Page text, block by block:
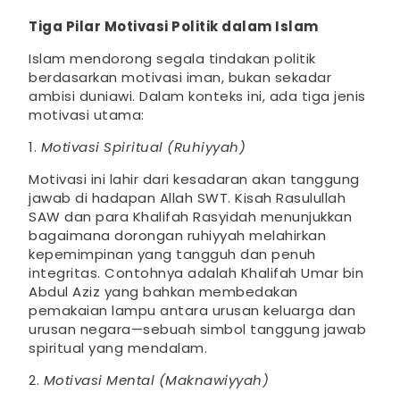
Tiga Pilar Motivasi Politik dalam Islam
Islam mendorong segala tindakan politik
berdasarkan motivasi iman, bukan sekadar
ambisi duniawi. Dalam konteks ini, ada tiga jenis
motivasi utama:
1. Motivasi Spiritual (Ruhiyyah)
Motivasi ini lahir dari kesadaran akan tanggung
jawab di hadapan Allah SWT. Kisah Rasulullah
SAW dan para Khalifah Rasyidah menunjukkan
bagaimana dorongan ruhiyyah melahirkan
kepemimpinan yang tangguh dan penuh
integritas. Contohnya adalah Khalifah Umar bin
Abdul Aziz yang bahkan membedakan
pemakaian lampu antara urusan keluarga dan
urusan negara—sebuah simbol tanggung jawab
spiritual yang mendalam.
2. Motivasi Mental (Maknawiyyah)